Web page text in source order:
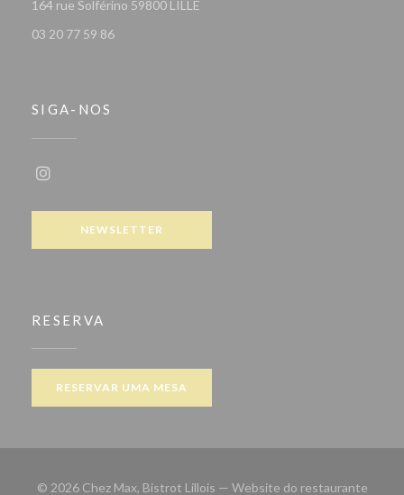
164 rue Solférino 59800 LILLE
03 20 77 59 86
SIGA-NOS
NEWSLETTER
RESERVA
RESERVAR UMA MESA
© 2026 Chez Max, Bistrot Lillois — Website do restaurante